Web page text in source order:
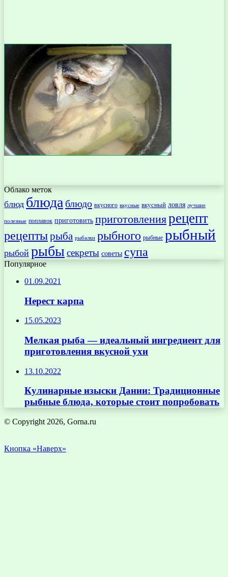
Облако меток
блюд блюда блюдо вкусного вкусные вкусный ловля лучшие
полезные поплавок приготовить приготовлениярецепт
рецептырыба рыбалки рыбного рыбные рыбный
рыбой рыбысекреты советы супа
Популярное
01.09.2021
Нерест карпа
15.05.2023
Мелкая рыба — идеальный ингредиент для
приготовления вкусной ухи
13.10.2022
Кулинарные изыски Дании: Традиционные
рыбные блюда, которые стоит попробовать
© Copyright 2026, Gorna.ru
Кнопка «Наверх»